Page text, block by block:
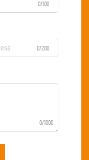
0/100
0/200
0/1000